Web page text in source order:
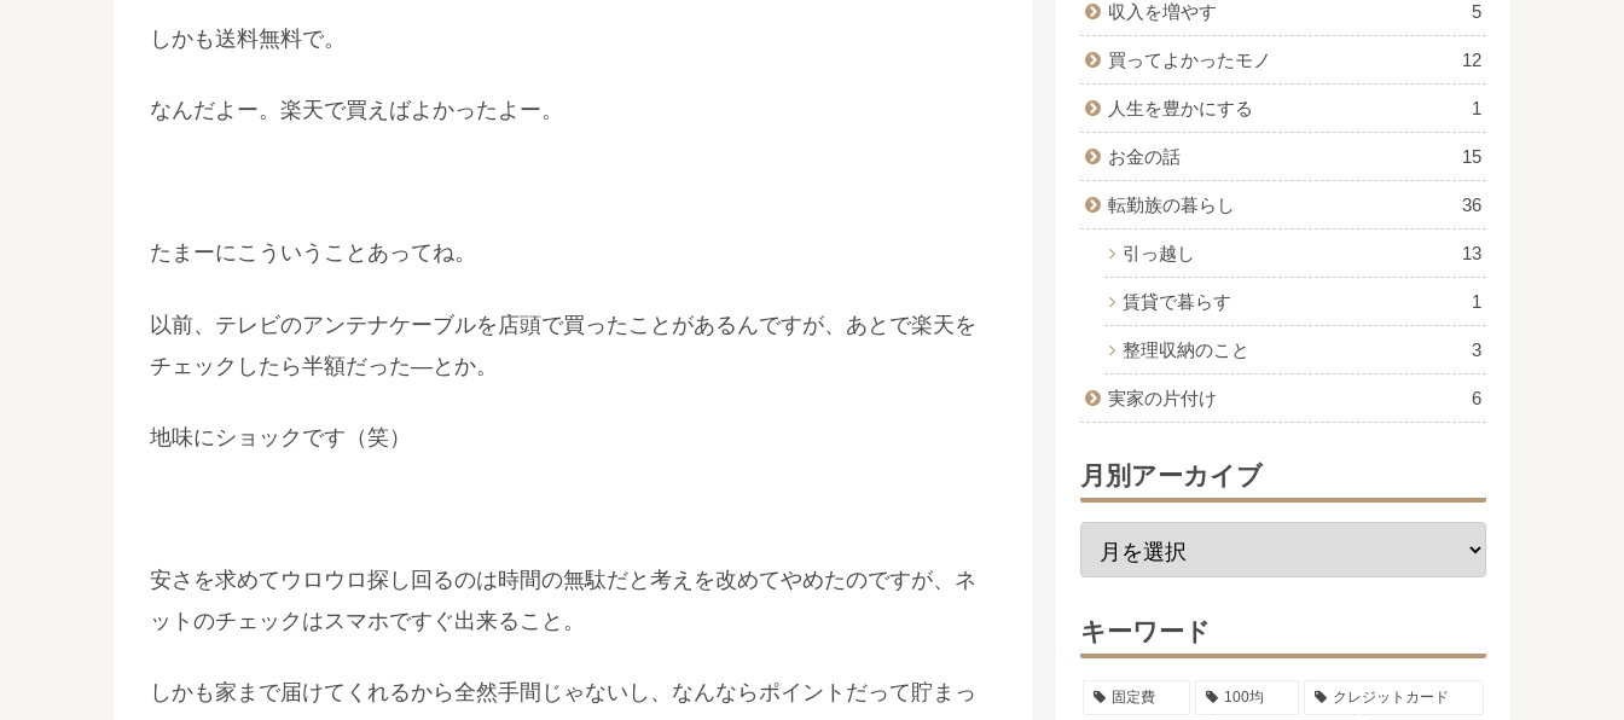
しかも送料無料で。
なんだよー。楽天で買えばよかったよー。
たまーにこういうことあってね。
以前、テレビのアンテナケーブルを店頭で買ったことがあるんですが、あとで楽天を
チェックしたら半額だった―とか。
地味にショックです（笑）
安さを求めてウロウロ探し回るのは時間の無駄だと考えを改めてやめたのですが、ネ
ットのチェックはスマホですぐ出来ること。
しかも家まで届けてくれるから全然手間じゃないし、なんならポイントだって貯まっ
収入を増やす 5
買ってよかったモノ 12
人生を豊かにする 1
お金の話 15
転勤族の暮らし 36
引っ越し 13
賃貸で暮らす 1
整理収納のこと 3
実家の片付け 6
月別アーカイブ
キーワード
固定費 100均 クレジットカード